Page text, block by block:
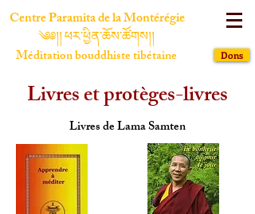
Centre Paramita de la Montérégie
༄༅།། ཕར་ཕྱིན་ཆོས་ཚོགས།།
Méditation bouddhiste tibétaine Dons
Livres et protèges-livres
Livres de Lama Samten